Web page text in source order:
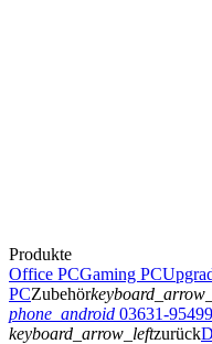
Produkte
Office PCGaming PC
PCZubehör
phone_android 03631-
keyboard_arrow_leftzurück